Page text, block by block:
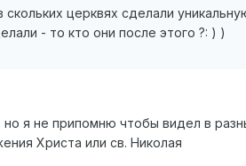
церквях сделали
- то кто они после этого ?: ) )
я не припомню чтобы видел в
Христа или св. Николая